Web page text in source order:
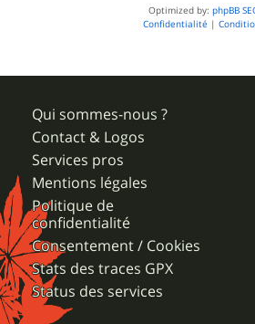
Optimized by: phpBB
Confidentialité |
Qui sommes-nous ?
Contact & Logos
Services pros
Mentions légales
Politique de
confidentialité
Consentement / Cookies
Stats des traces GPX
Status des services